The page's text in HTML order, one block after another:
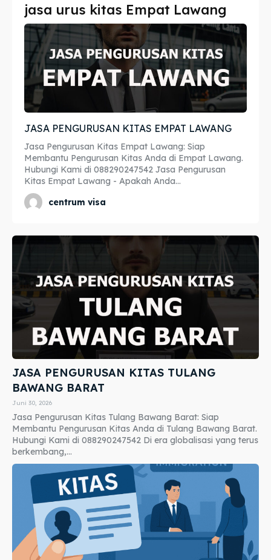
Imta
Legalisir
Apostille
Penerjemah
Asuransi
Blog
Imta
Legalisir
Apostille
Penerjemah
Asuransi
Blog
jasa urus kitas Empat Lawang
JASA PENGURUSAN KITAS EMPAT LAWANG
Jasa Pengurusan Kitas Empat Lawang: Siap
Membantu Pengurusan Kitas Anda di Empat Lawang.
Hubungi Kami di 088290247542 Jasa Pengurusan
Kitas Empat Lawang - Apakah Anda...
centrum visa
JASA PENGURUSAN KITAS TULANG
BAWANG BARAT
Juni 30, 2026
Jasa Pengurusan Kitas Tulang Bawang Barat: Siap
Membantu Pengurusan Kitas Anda di Tulang Bawang Barat.
Hubungi Kami di 088290247542 Di era globalisasi yang terus
berkembang,...